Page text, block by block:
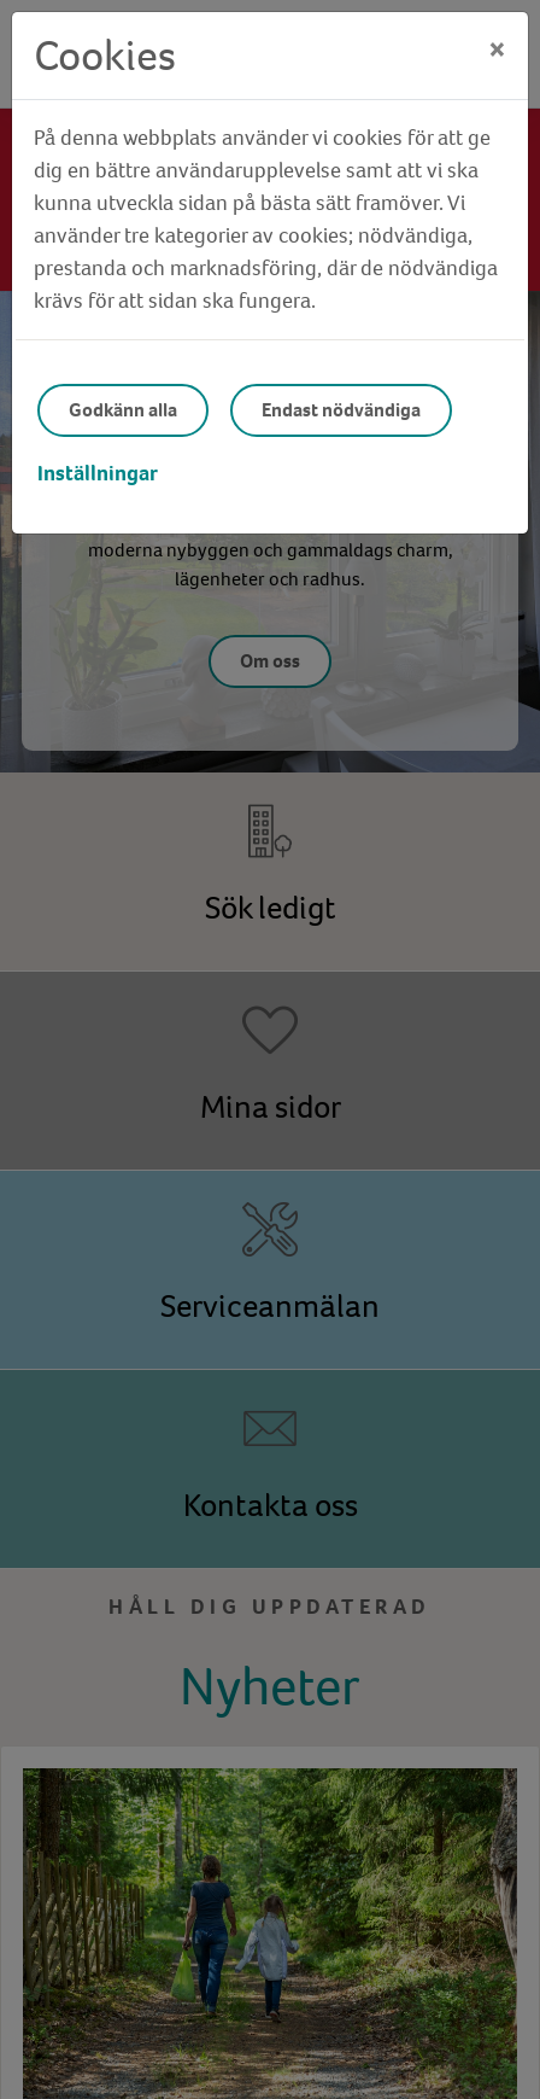
Semestertider - endast akuta ärenden
vecka 24-33
Läs mer...
UTVECKLAR VI KUNGÄLV!
Om oss
Vi är Kungälvs största hyresvärd och erbjuder alla
moderna nybyggen och gammaldags charm,
lägenheter och radhus.
Om oss
Sök ledigt
Mina sidor
Serviceanmälan
Kontakta oss
HÅLL DIG UPPDATERAD
Nyheter
Cookies ×
På denna webbplats använder vi cookies för att ge
dig en bättre användarupplevelse samt att vi ska
kunna utveckla sidan på bästa sätt framöver. Vi
använder tre kategorier av cookies; nödvändiga,
prestanda och marknadsföring, där de nödvändiga
krävs för att sidan ska fungera.
Godkänn alla Endast nödvändiga
Inställningar